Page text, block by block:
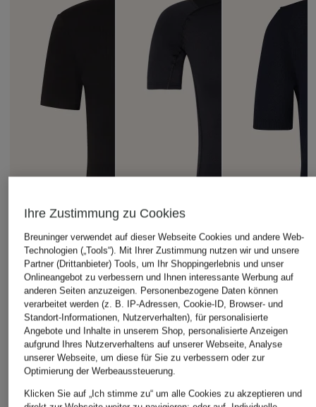
ALLSAINTS
T-Shirt THEO
CHF 55
UNDER ARMOUR
T-Shirt UA
HEATGEAR®
CHF 35
eleventy
Strickshirt
Ursprünglich:CHF 439
Ihre Zustimmung zu Cookies
Breuninger verwendet auf dieser Webseite Cookies und andere Web-
Technologien („Tools“). Mit Ihrer Zustimmung nutzen wir und unsere
Partner (Drittanbieter) Tools, um Ihr Shoppingerlebnis und unser
Onlineangebot zu verbessern und Ihnen interessante Werbung auf
anderen Seiten anzuzeigen. Personenbezogene Daten können
verarbeitet werden (z. B. IP-Adressen, Cookie-ID, Browser- und
Standort-Informationen, Nutzerverhalten), für personalisierte
Angebote und Inhalte in unserem Shop, personalisierte Anzeigen
aufgrund Ihres Nutzerverhaltens auf unserer Webseite, Analyse
unserer Webseite, um diese für Sie zu verbessern oder zur
Optimierung der Werbeaussteuerung.
Klicken Sie auf „Ich stimme zu“ um alle Cookies zu akzeptieren und